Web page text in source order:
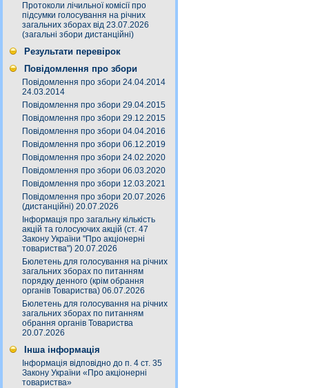
Протоколи лічильної комісії про
підсумки голосування на річних
загальних зборах від 23.07.2026
(загальні збори дистанційні)
Результати перевірок
Повідомлення про збори
Повідомлення про збори 24.04.2014
24.03.2014
Повідомлення про збори 29.04.2015
Повідомлення про збори 29.12.2015
Повідомлення про збори 04.04.2016
Повідомлення про збори 06.12.2019
Повідомлення про збори 24.02.2020
Повідомлення про збори 06.03.2020
Повідомлення про збори 12.03.2021
Повідомлення про збори 20.07.2026
(дистанційні) 20.07.2026
Інформація про загальну кількість
акцій та голосуючих акцій (ст. 47
Закону України "Про акціонерні
товариства") 20.07.2026
Бюлетень для голосування на річних
загальних зборах по питанням
порядку денного (крім обрання
органів Товариства) 06.07.2026
Бюлетень для голосування на річних
загальних зборах по питанням
обрання органів Товариства
20.07.2026
Інша інформація
Інформація відповідно до п. 4 ст. 35
Закону України «Про акціонерні
товариства»